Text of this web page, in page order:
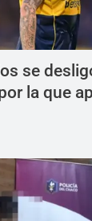
se
la que